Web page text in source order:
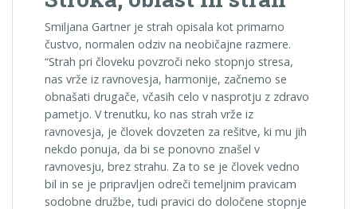
Smiljana Gartner je strah opisala kot primarno
čustvo, normalen odziv na neobičajne razmere.
“Strah pri človeku povzroči neko stopnjo stresa,
nas vrže iz ravnovesja, harmonije, začnemo se
obnašati drugače, včasih celo v nasprotju z zdravo
pametjo. V trenutku, ko nas strah vrže iz
ravnovesja, je človek dovzeten za rešitve, ki mu jih
nekdo ponuja, da bi se ponovno znašel v
ravnovesju, brez strahu. Za to se je človek vedno
bil in se je pripravljen odreči temeljnim pravicam
sodobne družbe, tudi pravici do določene stopnje